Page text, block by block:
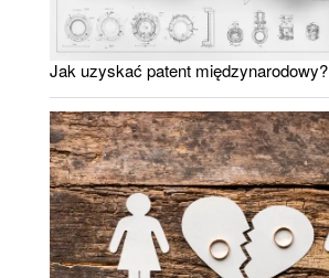
Jak uzyskać patent międzynarodowy?